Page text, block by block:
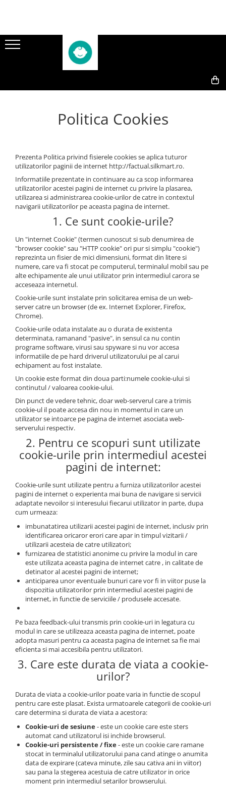
Bavete impermeabile
1 2
Politica Cookies
Prezenta Politica privind fisierele cookies se aplica tuturor
utilizatorilor paginii de internet http://factual.silkmart.ro.
Informatiile prezentate in continuare au ca scop informarea
utilizatorilor acestei pagini de internet cu privire la plasarea,
utilizarea si administrarea cookie-urilor de catre in contextul
navigarii utilizatorilor pe aceasta pagina de internet.
1. Ce sunt cookie-urile?
Un "internet Cookie" (termen cunoscut si sub denumirea de
"browser cookie" sau "HTTP cookie" ori pur si simplu "cookie")
reprezinta un fisier de mici dimensiuni, format din litere si
numere, care va fi stocat pe computerul, terminalul mobil sau pe
alte echipamente ale unui utilizator prin intermediul carora se
acceseaza internetul.
Cookie-urile sunt instalate prin solicitarea emisa de un web-
server catre un browser (de ex. Internet Explorer, Firefox,
Chrome).
Cookie-urile odata instalate au o durata de existenta
determinata, ramanand "pasive", in sensul ca nu contin
programe software, virusi sau spyware si nu vor accesa
informatiile de pe hard driverul utilizatorului pe al carui
echipament au fost instalate.
Un cookie este format din doua parti:numele cookie-ului si
continutul / valoarea cookie-ului.
Din punct de vedere tehnic, doar web-serverul care a trimis
cookie-ul il poate accesa din nou in momentul in care un
utilizator se intoarce pe pagina de internet asociata web-
serverului respectiv.
2. Pentru ce scopuri sunt utilizate
cookie-urile prin intermediul acestei
pagini de internet:
Cookie-urile sunt utilizate pentru a furniza utilizatorilor acestei
pagini de internet o experienta mai buna de navigare si servicii
adaptate nevoilor si interesului fiecarui utilizator in parte, dupa
cum urmeaza:
imbunatatirea utilizarii acestei pagini de internet, inclusiv prin
identificarea oricaror erori care apar in timpul vizitarii /
utilizarii acesteia de catre utilizatori;
furnizarea de statistici anonime cu privire la modul in care
este utilizata aceasta pagina de internet catre , in calitate de
detinator al acestei pagini de internet;
anticiparea unor eventuale bunuri care vor fi in viitor puse la
dispozitia utilizatorilor prin intermediul acestei pagini de
internet, in functie de serviciile / produsele accesate.
Pe baza feedback-ului transmis prin cookie-uri in legatura cu
modul in care se utilizeaza aceasta pagina de internet, poate
adopta masuri pentru ca aceasta pagina de internet sa fie mai
eficienta si mai accesibila pentru utilizatori.
3. Care este durata de viata a cookie-
urilor?
Durata de viata a cookie-urilor poate varia in functie de scopul
pentru care este plasat. Exista urmatoarele categorii de cookie-uri
care determina si durata de viata a acestora:
Cookie-uri de sesiune- este un cookie care este sters
automat cand utilizatorul isi inchide browserul.
Cookie-uri persistente / fixe- este un cookie care ramane
stocat in terminalul utilizatorului pana cand atinge o anumita
data de expirare (cateva minute, zile sau cativa ani in viitor)
sau pana la stegerea acestuia de catre utilizator in orice
moment prin intermediul setarilor browserului.